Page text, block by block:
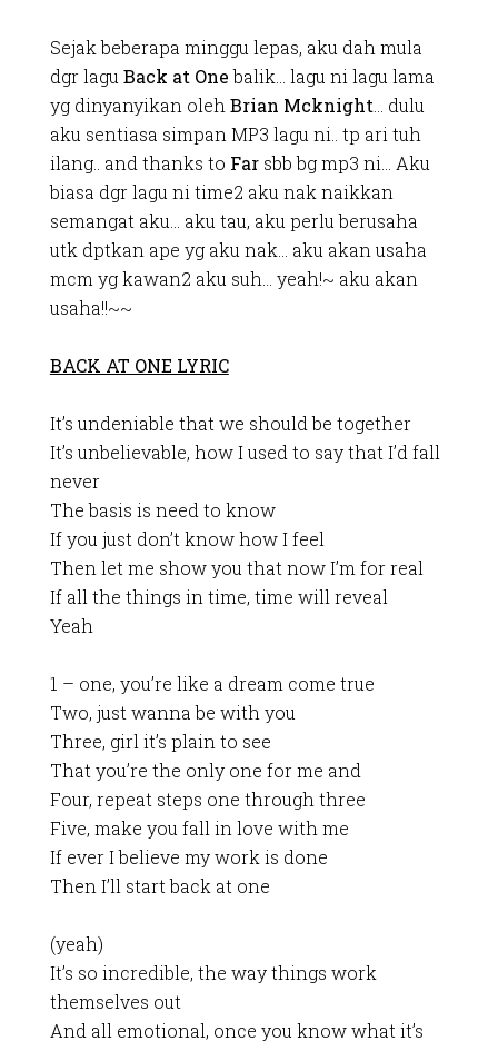
Sejak beberapa minggu lepas, aku dah mula
dgr lagu Back at Onebalik… lagu ni lagu lama
yg dinyanyikan oleh Brian Mcknight … dulu
aku sentiasa simpan MP3 lagu ni.. tp ari tuh
ilang.. and thanks to Farsbb bg mp3 ni… Aku
biasa dgr lagu ni time2 aku nak naikkan
semangat aku… aku tau, aku perlu berusaha
utk dptkan ape yg aku nak… aku akan usaha
mcm yg kawan2 aku suh… yeah!~ aku akan
usaha!!~~
BACK AT ONE LYRIC
It’s undeniable that we should be together
It’s unbelievable, how I used to say that I’d fall
never
The basis is need to know
If you just don’t know how I feel
Then let me show you that now I’m for real
If all the things in time, time will reveal
Yeah
1 – one, you’re like a dream come true
Two, just wanna be with you
Three, girl it’s plain to see
That you’re the only one for me and
Four, repeat steps one through three
Five, make you fall in love with me
If ever I believe my work is done
Then I’ll start back at one
(yeah)
It’s so incredible, the way things work
themselves out
And all emotional, once you know what it’s